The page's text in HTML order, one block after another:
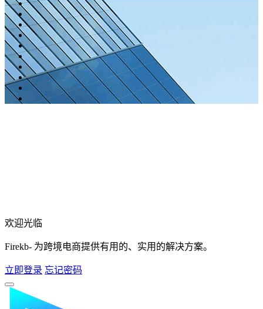
欢迎光临
Firekb- 为跨境电商提供有用的、实用的解决方案。
立即登录 忘记密码